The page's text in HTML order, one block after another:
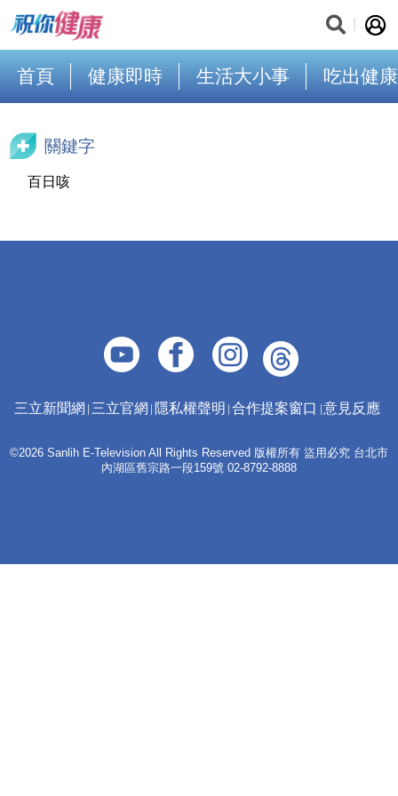
首頁 健康即時 生活大小事 吃出健康
關鍵字
百日咳
三立新聞網 三立官網 隱私權聲明 合作提案窗口 意見反應
©2026 Sanlih E-Television All Rights Reserved 版權所有 盜用必究 台北市
內湖區舊宗路一段159號 02-8792-8888